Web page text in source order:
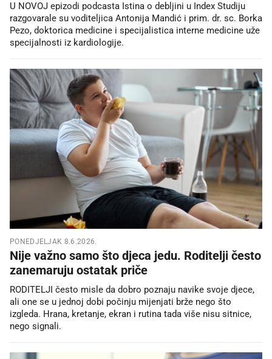
U NOVOJ epizodi podcasta Istina o debljini u Index Studiju
razgovarale su voditeljica Antonija Mandić i prim. dr. sc. Borka
Pezo, doktorica medicine i specijalistica interne medicine uže
specijalnosti iz kardiologije.
PONEDJELJAK 8.6.2026.
Nije važno samo što djeca jedu. Roditelji često
zanemaruju ostatak priče
RODITELJI često misle da dobro poznaju navike svoje djece,
ali one se u jednoj dobi počinju mijenjati brže nego što
izgleda. Hrana, kretanje, ekran i rutina tada više nisu sitnice,
nego signali.